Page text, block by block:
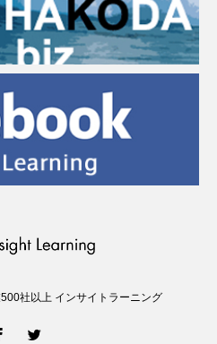
社以上 インサイトラーニング